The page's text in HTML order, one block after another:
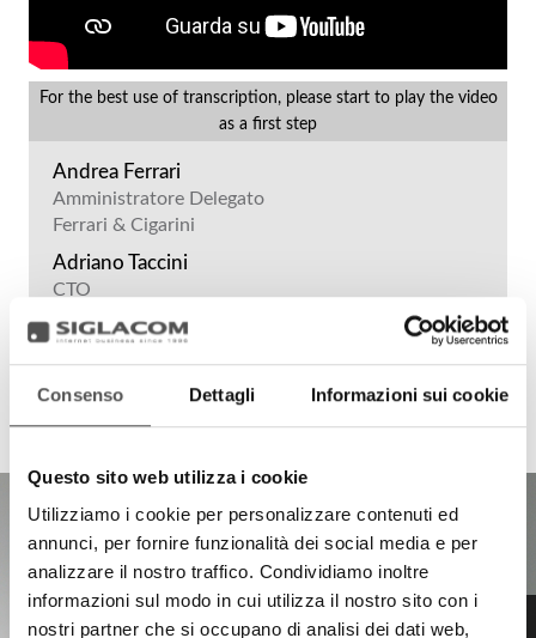
Consenso Dettagli Informazioni sui cookie
Questo sito web utilizza i cookie
Utilizziamo i cookie per personalizzare contenuti ed
annunci, per fornire funzionalità dei social media e per
analizzare il nostro traffico. Condividiamo inoltre
informazioni sul modo in cui utilizza il nostro sito con i
nostri partner che si occupano di analisi dei dati web,
For the best use of transcription, please start to play the video
as a first step
Andrea Ferrari
Amministratore Delegato
Ferrari & Cigarini
Adriano Taccini
CTO